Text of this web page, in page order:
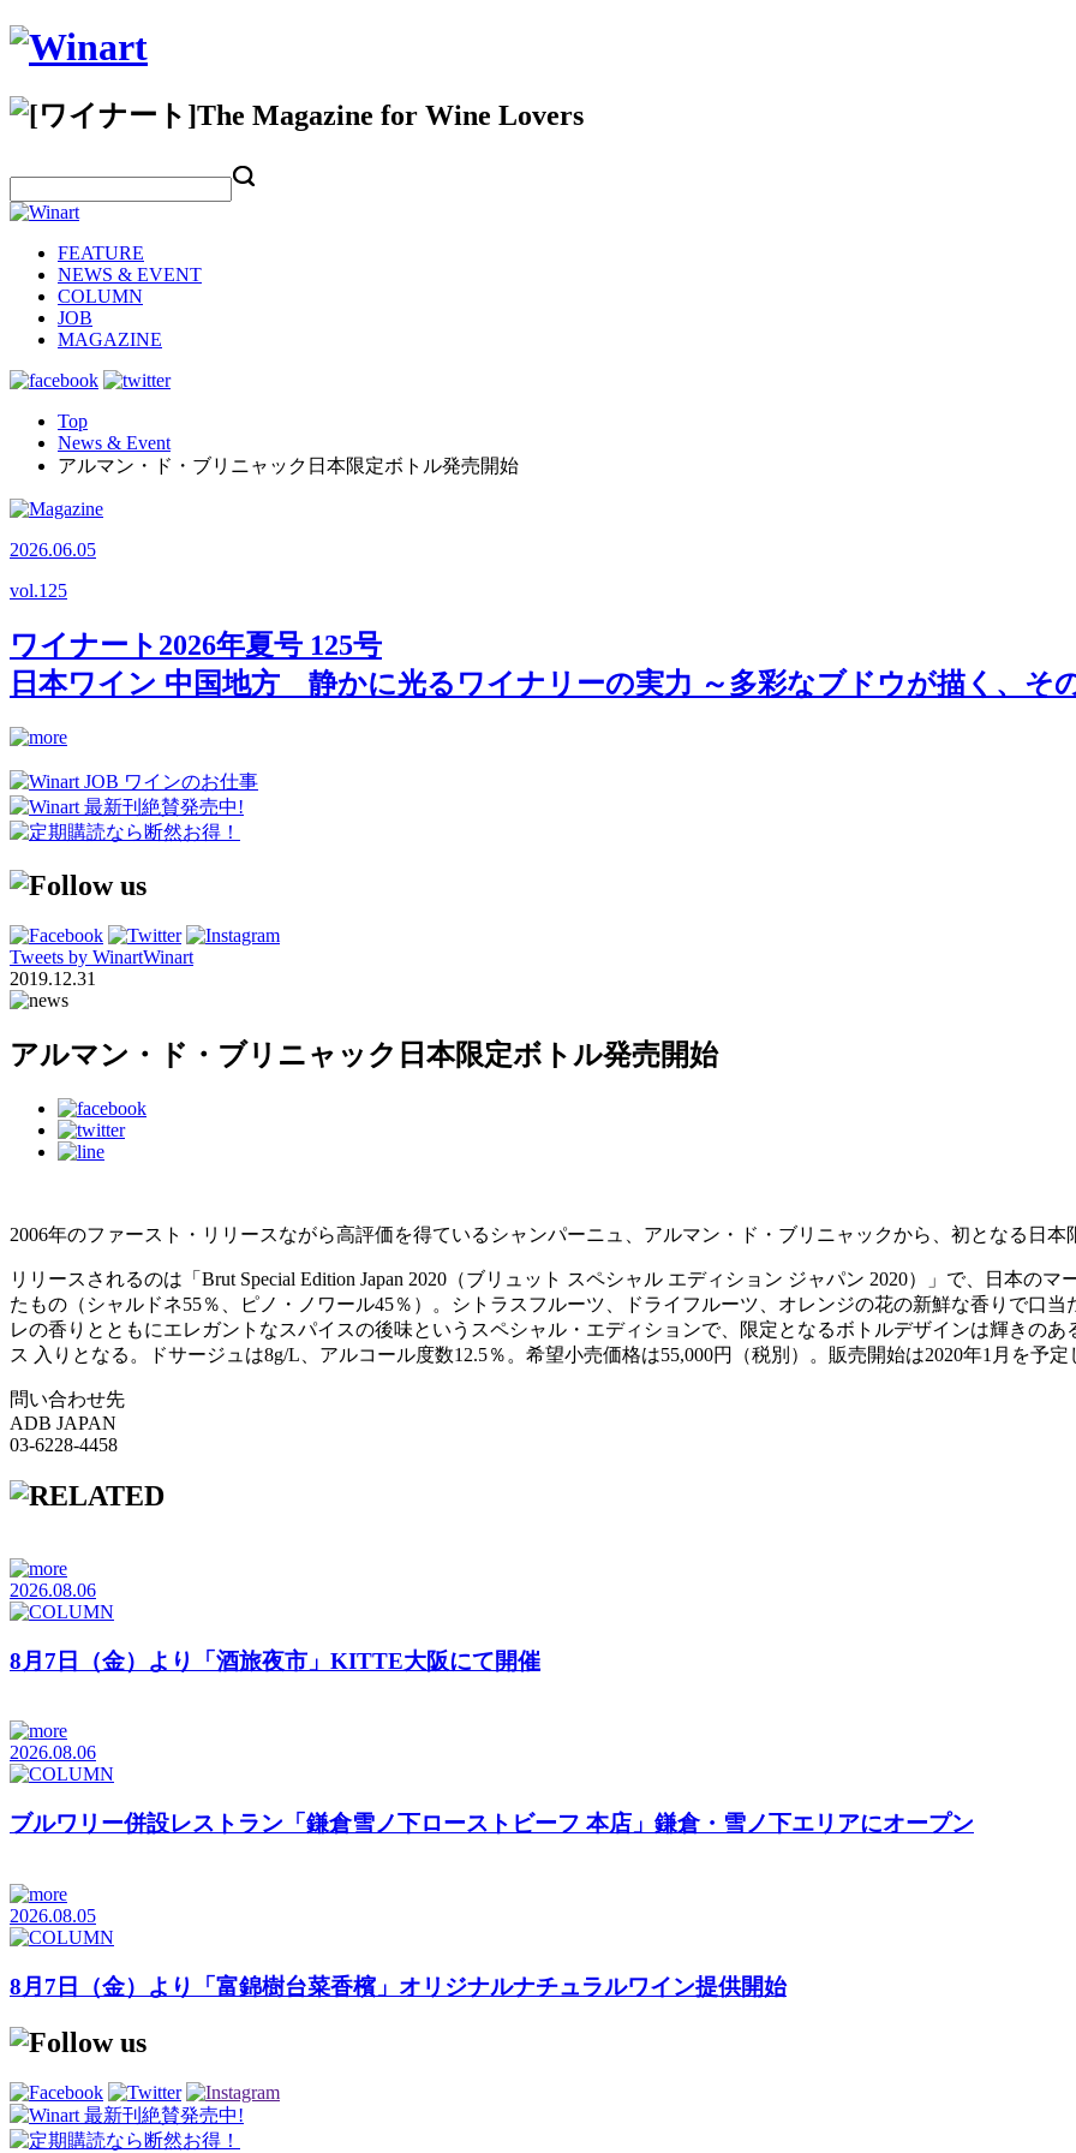
FEATURE
NEWS & EVENT
COLUMN
JOB
MAGAZINE
Top
News & Event
アルマン・ド・ブリニャック日本限定ボトル発売開始
2026.06.05
vol.125
ワイナート2026年夏号 125号
日本ワイン 中国地方 静かに光るワイナリーの実力 ～多彩なブドウが描く、そ
Tweets by WinartWinart
2019.12.31
アルマン・ド・ブリニャック日本限定ボトル発売開始
2006年のファースト・リリースながら高評価を得ているシャンパーニュ、アルマン・ド・ブリニャックから、初となる日
リリースされるのは「Brut Special Edition Japan 2020（ブリュット スペシャル エディション ジャパン 2020）」で、日本の
たもの（シャルドネ55％、ピノ・ノワール45％）。シトラスフルーツ、ドライフルーツ、オレンジの花の新鮮な香りで口
レの香りとともにエレガントなスパイスの後味というスペシャル・エディションで、限定となるボトルデザインは輝きの
ス 入りとなる。ドサージュは8g/L、アルコール度数12.5％。希望小売価格は55,000円（税別）。販売開始は2020年1月を予定
問い合わせ先
ADB JAPAN
03-6228-4458
2026.08.06
8月7日（金）より「酒旅夜市」KITTE大阪にて開催
2026.08.06
ブルワリー併設レストラン「鎌倉雪ノ下ローストビーフ 本店」鎌倉・雪ノ下エリアにオープン
2026.08.05
8月7日（金）より「富錦樹台菜香檳」オリジナルナチュラルワイン提供開始